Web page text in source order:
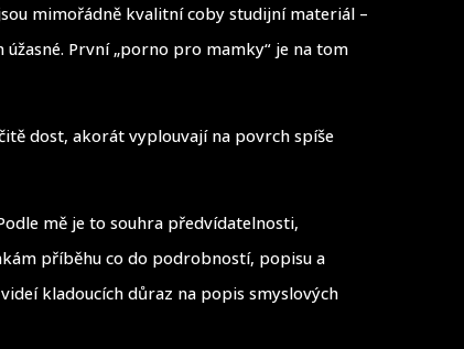
mimořádně kvalitní coby studijní materiál –
První „porno pro mamky“ je na tom
dost, akorát vyplouvají na povrch spíše
mě je to souhra předvídatelnosti,
příběhu co do podrobností, popisu a
kladoucích důraz na popis smyslových